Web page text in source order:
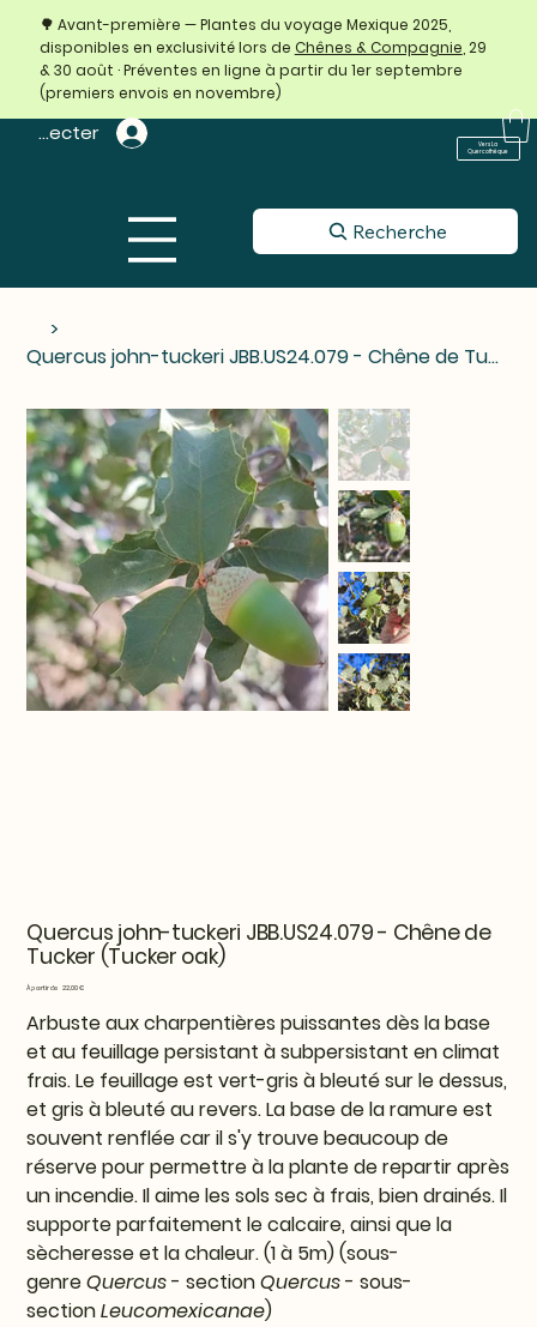
connecter
Recherche
Vers La
Quercothèque
🌳 Avant-première — Plantes du voyage Mexique 2025,
disponibles en exclusivité lors de Chênes & Compagnie, 29
& 30 août · Préventes en ligne à partir du 1er septembre
(premiers envois en novembre)
>
Quercus john-tuckeri JBB.US24.079 - Chêne de Tucker (Tucker oak)
Quercus john-tuckeri JBB.US24.079 - Chêne de
Tucker (Tucker oak)
À partir de Prix
22,00 €
Arbuste aux charpentières puissantes dès la base
et au feuillage persistant à subpersistant en climat
frais. Le feuillage est vert-gris à bleuté sur le dessus,
et gris à bleuté au revers. La base de la ramure est
souvent renflée car il s'y trouve beaucoup de
réserve pour permettre à la plante de repartir après
un incendie. Il aime les sols sec à frais, bien drainés. Il
supporte parfaitement le calcaire, ainsi que la
sècheresse et la chaleur. (1 à 5m) (sous-
genreQuercus- sectionQuercus- sous-
sectionLeucomexicanae)